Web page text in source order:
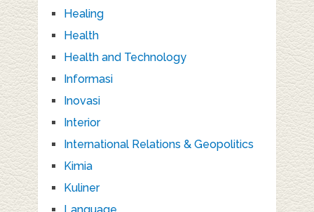
Healing
Health
Health and Technology
Informasi
Inovasi
Interior
International Relations & Geopolitics
Kimia
Kuliner